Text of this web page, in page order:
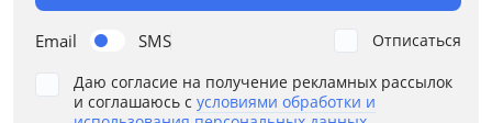
Email SMS
Даю согласие на получение рекламных рассылок
и соглашаюсь с условиями обработки и
Отписаться